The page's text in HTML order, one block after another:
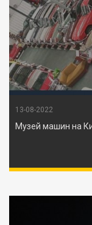
13-08-2022
Музей машин на